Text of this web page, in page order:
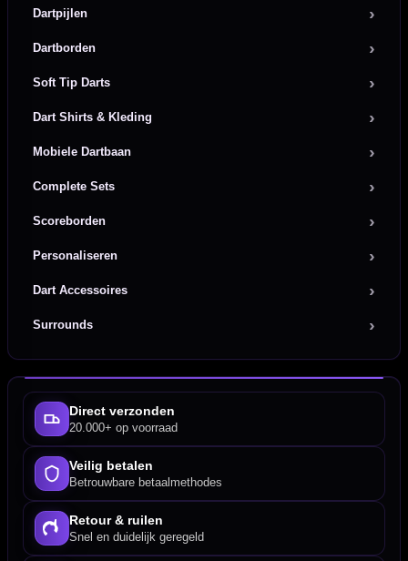
Dartpijlen
Dartborden
Soft Tip Darts
Dart Shirts & Kleding
Mobiele Dartbaan
Complete Sets
Scoreborden
Personaliseren
Dart Accessoires
Surrounds
Direct verzonden
20.000+ op voorraad
Veilig betalen
Betrouwbare betaalmethodes
Retour & ruilen
Snel en duidelijk geregeld